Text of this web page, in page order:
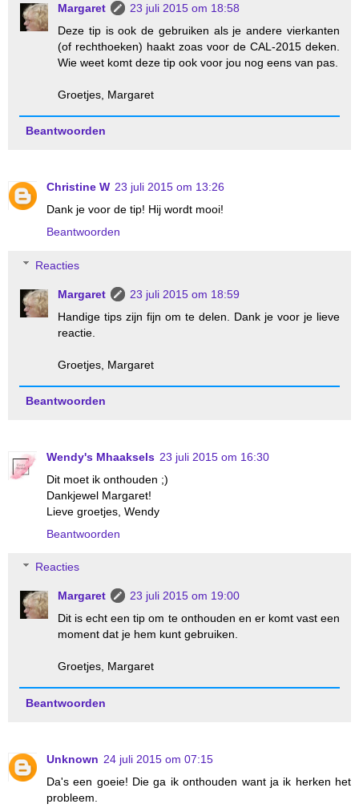
Margaret
23 juli 2015 om 18:58
Deze tip is ook de gebruiken als je andere vierkanten
(of rechthoeken) haakt zoas voor de CAL-2015 deken.
Wie weet komt deze tip ook voor jou nog eens van pas.
Groetjes, Margaret
Beantwoorden
Christine W 23 juli 2015 om 13:26
Dank je voor de tip! Hij wordt mooi!
Beantwoorden
Reacties
Margaret
23 juli 2015 om 18:59
Handige tips zijn fijn om te delen. Dank je voor je lieve
reactie.
Groetjes, Margaret
Beantwoorden
Wendy's Mhaaksels 23 juli 2015 om 16:30
Dit moet ik onthouden ;)
Dankjewel Margaret!
Lieve groetjes, Wendy
Beantwoorden
Reacties
Margaret
23 juli 2015 om 19:00
Dit is echt een tip om te onthouden en er komt vast een
moment dat je hem kunt gebruiken.
Groetjes, Margaret
Beantwoorden
Unknown 24 juli 2015 om 07:15
Da's een goeie! Die ga ik onthouden want ja ik herken het
probleem.